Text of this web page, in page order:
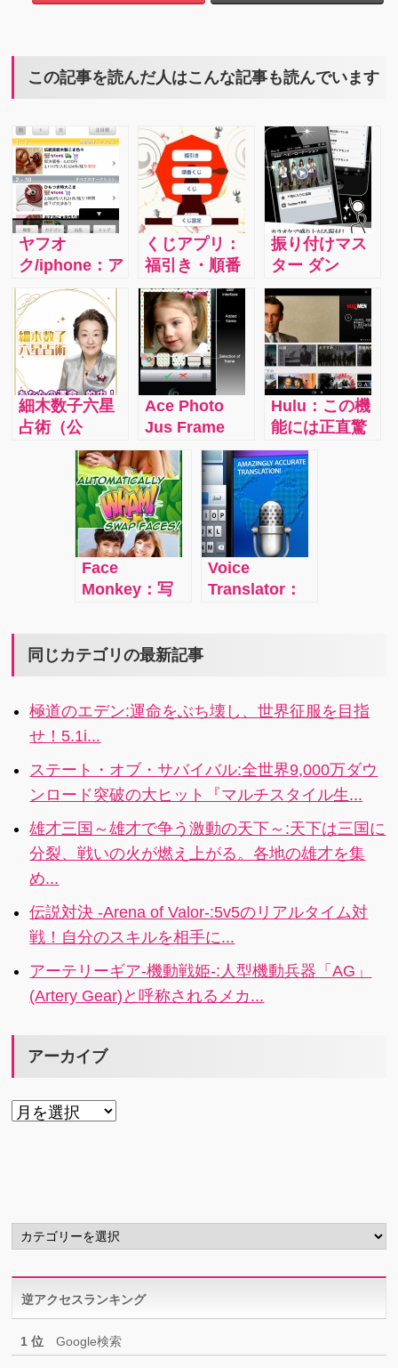
この記事を読んだ人はこんな記事も読んでいます
ヤフオ
ク/iphone：ア
プリからの出
品ですと、撮
った写真をPC
に送ったり取
り込んだりせ
ず、ダイレク
トに出品手続
きが出来ま
くじアプリ：
福引き・順番
くじ・（アタ
リハズレ）く
じの３種類の
くじをひける
そのためだけ
のアプリ。で
もあなどれま
せん。
振り付けマス
ター ダン
ス！：このア
プリがすごい
なと感心した
のは、アーテ
ィストで区分
されているだ
けでなく、年
代別や生年月
日をいれてあ
の時に流行っ
ていた曲とい
うように検索
もできるので
細木数子六星
占術（公
式）：ライフ
スタイルカテ
ゴリでトップ
セールスをマ
ークした。占
い好きにとっ
て手放せない
アプリです。
Ace Photo
Jus Frame
（Pro）：写真
にかわいいフ
レームをつけ
ることのでき
るアプリ。品
の良いパステ
ルカラーの美
しいフレーム
く、かえって
す。
Hulu：この機
能には正直驚
きました。
iPhone・
iPad・AppleT
Ｖ、ノートPC
とそれぞれの
デバイスで最
から懐かしの
などが見れ
他のデバイス
から再生可能
Face
Monkey：写
の人の顔にす
リ。できた作
品はツイッタ
ーやメールで
シェアできま
す。ただし、
作品がかなり
シュールな出
来になる場合
冗談の分かる
お友達とシェ
う。
Voice
Translator：
プリ。訳文を
けではなく、
音声で出して
もくれます。
同じカテゴリの最新記事
極道のエデン:運命をぶち壊し、世界征服を目指
せ！5.1i...
ステート・オブ・サバイバル:全世界9,000万ダウ
ンロード突破の大ヒット『マルチスタイル生...
雄才三国～雄才で争う激動の天下～:天下は三国に
分裂、戦いの火が燃え上がる。各地の雄才を集
め...
伝説対決 -Arena of Valor-:5v5のリアルタイム対
戦！自分のスキルを相手に...
アーテリーギア-機動戦姫-:人型機動兵器「AG」
(Artery Gear)と呼称されるメカ...
アーカイブ
ア
カ
テ
リ
ー逆アクセスランキング
1 位 Google検索